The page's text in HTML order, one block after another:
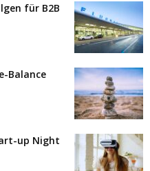
für B2B
Balance
up Night